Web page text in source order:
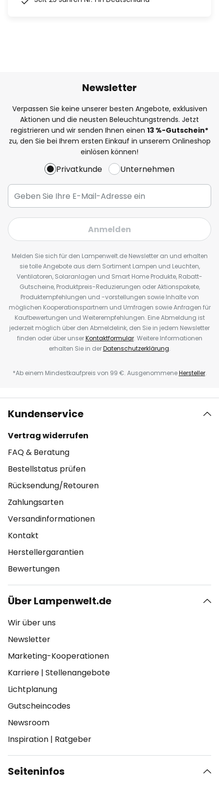
Newsletter
Verpassen Sie keine unserer besten Angebote, exklusiven
Aktionen und die neusten Beleuchtungstrends. Jetzt
registrieren und wir senden Ihnen einen 13 %-Gutschein*
zu, den Sie bei Ihrem ersten Einkauf in unserem Onlineshop
einlösen können!
Privatkunde Unternehmen
Anmelden
Melden Sie sich für den Lampenwelt.de Newsletter an und erhalten
sie tolle Angebote aus dem Sortiment Lampen und Leuchten,
Ventilatoren, Solaranlagen und Smart Home Produkte, Rabatt-
Gutscheine, Produktpreis-Reduzierungen oder Aktionspakete,
Produktempfehlungen und -vorstellungen sowie Inhalte von
möglichen Kooperationspartnern und Umfragen sowie Anfragen für
Kaufbewertungen und Weiterempfehlungen. Eine Abmeldung ist
jederzeit möglich über den Abmeldelink, den Sie in jedem Newsletter
finden oder über unserKontaktformular. Weitere Informationen
erhalten Sie in derDatenschutzerklärung.
*Ab einem Mindestkaufpreis von 99 €. AusgenommeneHersteller.
Kundenservice
Vertrag widerrufen
FAQ & Beratung
Bestellstatus prüfen
Rücksendung/Retouren
Zahlungsarten
Versandinformationen
Kontakt
Herstellergarantien
Bewertungen
Über Lampenwelt.de
Wir über uns
Newsletter
Marketing-Kooperationen
Karriere | Stellenangebote
Lichtplanung
Gutscheincodes
Newsroom
Inspiration | Ratgeber
Seiteninfos